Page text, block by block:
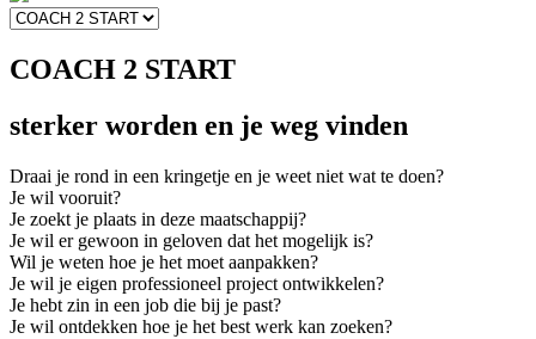
COACH 2 START
sterker worden en je weg vinden
Draai je rond in een kringetje en je weet niet wat te doen?
Je wil vooruit?
Je zoekt je plaats in deze maatschappij?
Je wil er gewoon in geloven dat het mogelijk is?
Wil je weten hoe je het moet aanpakken?
Je wil je eigen professioneel project ontwikkelen?
Je hebt zin in een job die bij je past?
Je wil ontdekken hoe je het best werk kan zoeken?